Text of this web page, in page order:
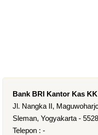
Bank BRI Kantor Kas
Jl. Nangka II,
Sleman, Yogyakarta -
Telepon : -